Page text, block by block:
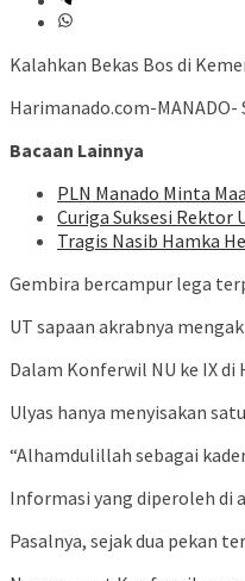
Kalahkan Bekas Bos di
Harimanado.com-
Bacaan Lainnya
PLN Manado Minta
Curiga Suksesi
Tragis Nasib Hamka
Gembira bercampur lega
UT sapaan akrabnya
Dalam Konferwil NU ke IX
Ulyas hanya menyisakan
“Alhamdulillah sebagai
Informasi yang diperoleh di
Pasalnya, sejak dua pekan